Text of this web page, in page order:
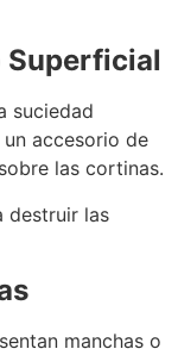
Superficial
suciedad
accesorio de
las cortinas.
destruir las
manchas o